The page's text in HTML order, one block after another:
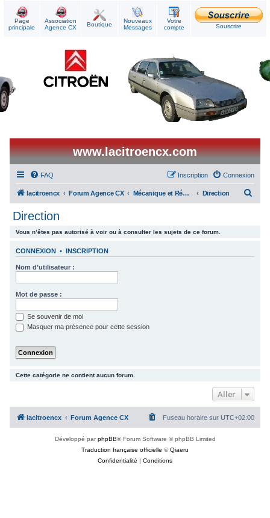
Page
principale
Association
Agence CX
Boutique
Nouveaux
Messages
Votre
compte
Souscrire
www.lacitroencx.com
FAQ Connexion
Inscription
lacitroencx Forum Agence CX Mécanique et Réparations Direction
Direction
Vous n’êtes pas autorisé à voir ou à consulter les sujets de ce forum.
CONNEXION • INSCRIPTION
Nom d’utilisateur :
Mot de passe :
Se souvenir de moi
Masquer ma présence pour cette session
Cette catégorie ne contient aucun forum.
Aller
lacitroencx Forum Agence CX Fuseau horaire sur UTC+02:00
Développé parphpBB® Forum Software © phpBB Limited
Traduction française officielle ©Qiaeru
Confidentialité | Conditions